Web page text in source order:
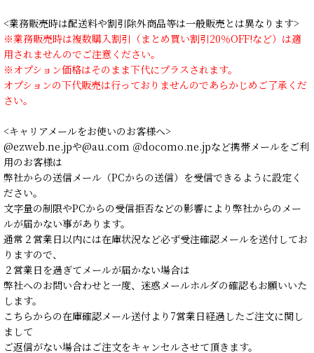
<業務販売時は配送料や割引除外商品等は一般販売とは異なります>
※業務販売時は複数購入割引（まとめ買い割引20％OFF!など）は適
用されませんのでご注意ください。
※オプション価格はそのまま下代にプラスされます。
オプションの下代販売は行っておりませんのであらかじめご了承くだ
さい。
<キャリアメールをお使いのお客様へ>
@ezweb.ne.jpや@au.com ＠docomo.ne.jpなど携帯メールをご利
用のお客様は
弊社からの送信メール（PCからの送信）を受信できるように設定く
ださい。
文字量の制限やPCからの受信拒否などの影響により弊社からのメー
ルが届かない事があります。
通常２営業日以内には在庫状況など必ず受注確認メールを送付してお
りますので、
２営業日を過ぎてメールが届かない場合は
弊社へのお問い合わせと一度、迷惑メールホルダの確認もお願いいた
します。
こちらからの在庫確認メール送付より7営業日経過したご注文に関し
まして
ご返信がない場合はご注文をキャンセルさせて頂きます。